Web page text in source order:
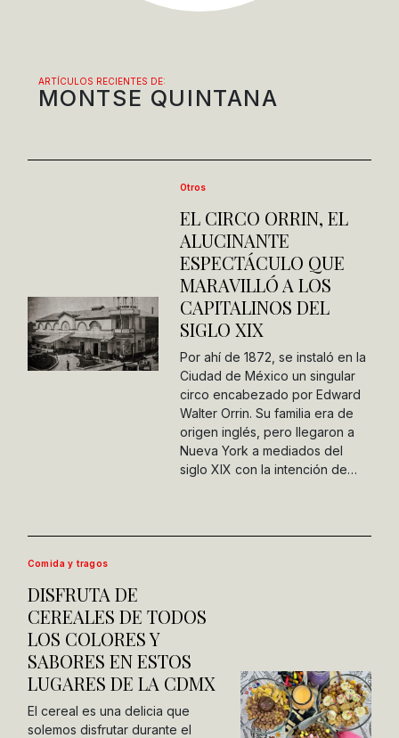
ARTÍCULOS RECIENTES DE:
MONTSE QUINTANA
Otros
EL CIRCO ORRIN, EL
ALUCINANTE
ESPECTÁCULO QUE
MARAVILLÓ A LOS
CAPITALINOS DEL
SIGLO XIX
Por ahí de 1872, se instaló en la
Ciudad de México un singular
circo encabezado por Edward
Walter Orrin. Su familia era de
origen inglés, pero llegaron a
Nueva York a mediados del
siglo XIX con la intención de…
Comida y tragos
DISFRUTA DE
CEREALES DE TODOS
LOS COLORES Y
SABORES EN ESTOS
LUGARES DE LA CDMX
El cereal es una delicia que
solemos disfrutar durante el